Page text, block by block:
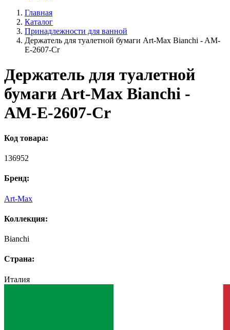
Главная
Каталог
Принадлежности для ванной
Держатель для туалетной бумаги Art-Max Bianchi - AM-
E-2607-Cr
Держатель для туалетной
бумаги Art-Max Bianchi -
AM-E-2607-Cr
Код товара:
136952
Бренд:
Art-Max
Коллекция:
Bianchi
Страна:
Италия